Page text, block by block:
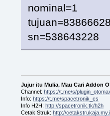
nominal=1
sn=538643228
Jujur itu Mulia, Mau Cari Addon
Channel: https://t.me/s/
Info: https://t.me/spacetronik_cs
Info H2H: http://spacetronik.tk/h2h
Cetak Struk: http://